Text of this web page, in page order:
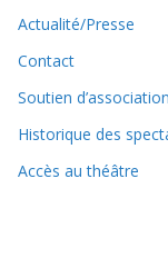
Actualité/Presse
Contact
Soutien
Historique des
Accès au théâtre